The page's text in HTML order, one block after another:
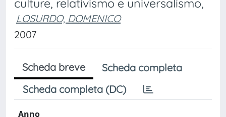
culture, relativismo e universalismo,
LOSURDO, DOMENICO
2007
Scheda breve
Scheda completa
Scheda completa (DC)
Anno